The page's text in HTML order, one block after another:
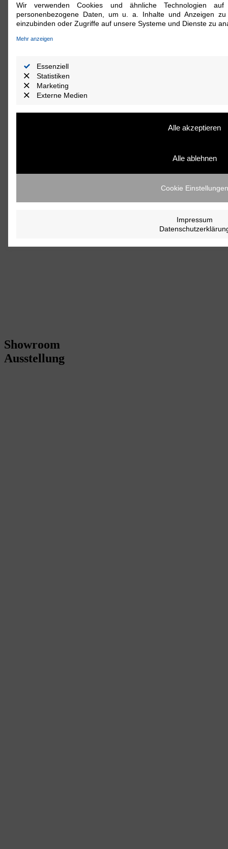
Showroom
Ausstellung
Wir verwenden Cookies und ähnliche Technologien
personenbezogene Daten, um u. a. Inhalte und Anzeigen
einzubinden oder Zugriffe auf unsere Systeme und Dienste zu
Mehr anzeigen
Essenziell
Statistiken
Marketing
Externe Medien
Alle akzeptieren
Alle ablehnen
Cookie Einstellungen
Impressum